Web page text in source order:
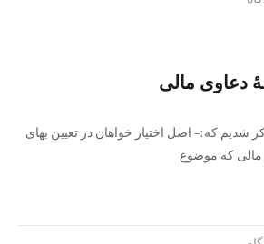
دعاوى مالى
شديم كه:– اصل اختيار خواهان در تعيين بهاى
كه موضوع